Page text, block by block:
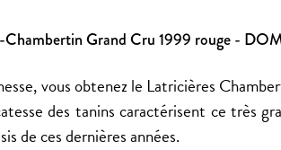
Chambertin Grand Cru 1999 rouge -
vous obtenez le Latricières
des tanins caractérisent ce très
de ces dernières années.